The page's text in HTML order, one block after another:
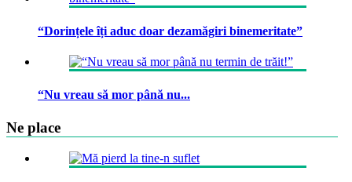
“Dorințele îți aduc doar dezamăgiri binemeritate”
“Nu vreau să mor până nu...
Ne place